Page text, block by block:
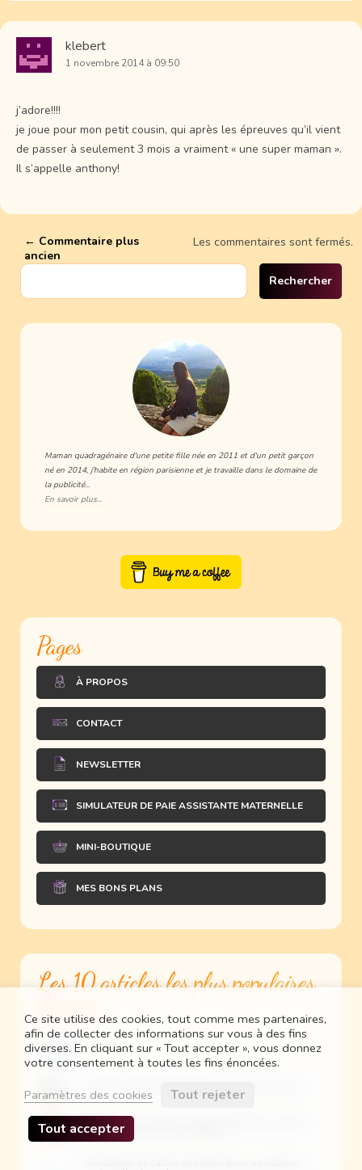
klebert
1 novembre 2014 à 09:50
j’adore!!!!
je joue pour mon petit cousin, qui après les épreuves qu’il vient
de passer à seulement 3 mois a vraiment « une super maman ».
Il s’appelle anthony!
← Commentaire plus
ancien
Les commentaires sont fermés.
Rechercher :
Maman quadragénaire d'une petite fille née en 2011 et d'un petit garçon
né en 2014, j'habite en région parisienne et je travaille dans le domaine de
la publicité...
En savoir plus...
Pages
À PROPOS
CONTACT
NEWSLETTER
SIMULATEUR DE PAIE ASSISTANTE MATERNELLE
MINI-BOUTIQUE
MES BONS PLANS
Les 10 articles les plus populaires
Qui est-ce à imprimer ‘Princesses Disney’ et ‘Jeux
vidéos’ / Guess who printables
Ce site utilise des cookies, tout comme mes partenaires,
afin de collecter des informations sur vous à des fins
diverses. En cliquant sur « Tout accepter », vous donnez
votre consentement à toutes les fins énoncées.
Paramètres des cookies
Tout rejeter
Tout accepter